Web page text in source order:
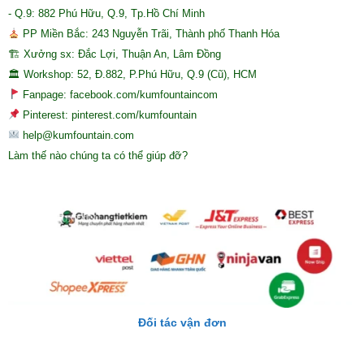
- Q.9: 882 Phú Hữu, Q.9, Tp.Hồ Chí Minh
PP Miền Bắc: 243 Nguyễn Trãi, Thành phố Thanh Hóa
🏗 Xưởng sx: Đắc Lợi, Thuận An, Lâm Đồng
🏛 Workshop: 52, Đ.882, P.Phú Hữu, Q.9 (Cũ), HCM
Fanpage: facebook.com/kumfountaincom
Pinterest: pinterest.com/kumfountain
help@kumfountain.com
Làm thế nào chúng ta có thể giúp đỡ?
Đối tác vận đơn